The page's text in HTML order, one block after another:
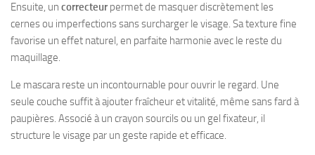
Ensuite, un correcteurpermet de masquer discrètement les
cernes ou imperfections sans surcharger le visage. Sa texture fine
favorise un effet naturel, en parfaite harmonie avec le reste du
maquillage.
Le mascara reste un incontournable pour ouvrir le regard. Une
seule couche suffit à ajouter fraîcheur et vitalité, même sans fard à
paupières. Associé à un crayon sourcils ou un gel fixateur, il
structure le visage par un geste rapide et efficace.